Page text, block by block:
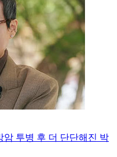
암 투병 후 더 단단해진 박